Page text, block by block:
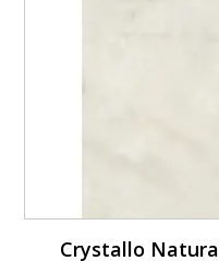
Crystallo